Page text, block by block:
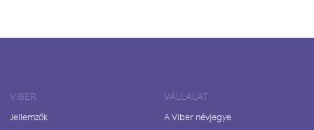
VIBER
Jellemzők
VÁLLALAT
A Viber névjegye